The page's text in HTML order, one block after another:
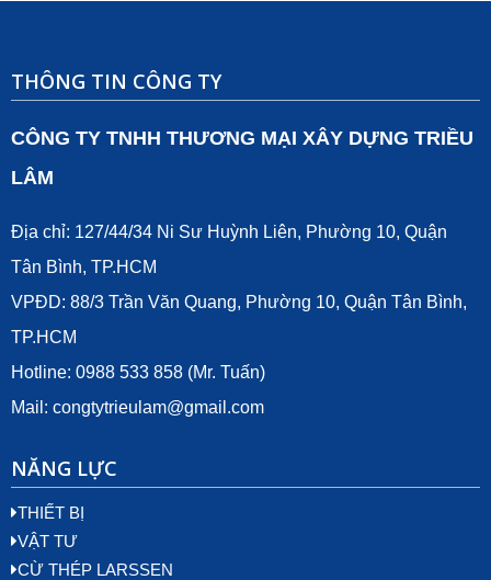
THÔNG TIN CÔNG TY
CÔNG TY TNHH THƯƠNG MẠI XÂY DỰNG TRIỀU
LÂM
Địa chỉ: 127/44/34 Ni Sư Huỳnh Liên, Phường 10, Quận
Tân Bình, TP.HCM
VPĐD: 88/3 Trần Văn Quang, Phường 10, Quận Tân Bình,
TP.HCM
Hotline: 0988 533 858 (Mr. Tuấn)
Mail: congtytrieulam@gmail.com
NĂNG LỰC
THIẾT BỊ
VẬT TƯ
CỪ THÉP LARSSEN